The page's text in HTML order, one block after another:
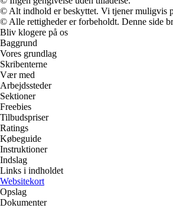
© Alt indhold er beskyttet. Vi tjener muligvis
© Alle rettigheder er forbeholdt. Denne side
Bliv klogere på os
Baggrund
Vores grundlag
Skribenterne
Vær med
Arbejdssteder
Sektioner
Freebies
Tilbudspriser
Ratings
Købeguide
Instruktioner
Indslag
Links i indholdet
Websitekort
Opslag
Dokumenter